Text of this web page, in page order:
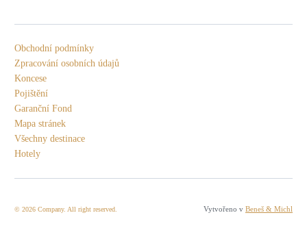
Obchodní podmínky
Zpracování osobních údajů
Koncese
Pojištění
Garanční Fond
Mapa stránek
Všechny destinace
Hotely
© 2026 Company. All right reserved. Vytvořeno v Beneš & Michl